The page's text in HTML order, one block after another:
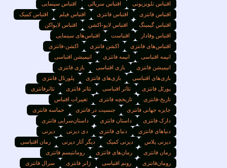
اقتباس تلویزیونی
اقتباس سریالی
اقتباس سینمایی
اقتبا‌س فانتزی
اقتباس فانتزی اقتباس فیلم
اقتباس کمیک
اقتباس گیمینگ
اقتباس لایو-اکشن
اقتباس لایواکن
اقتباس وفادار
اقتباست
اقتباس‌های سینمایی
اقتباس‌های فانتزی
اکشن فانتزی
اکشن-فانتزی
انیمه اقتباسی
انیمه فانتزی
انیمیشن اقتباسی
انیمیشن فانتزی
بازی اقتباسی
بازی فانتزی
بازی‌های اقتباسی
بازی‌های فانتزی
پلورتال فانتزی
پورٹل فانتزی
تئاتر اقتباسی تئاتر فانتزی
تئاترفانتزی
تاریخ-فانتزی
تاریخچه فانتزی
تغییرات اقتباس
جایزه جهانی فانتزی
جنسیت در فانتزی
حماسه فانتزی
دارک فانتزی
داستان فانتزی
داستان‌سرایی فانتزی
دنیاهای فانتزی
دنیای فانتزی دی دیزنی
دیزنی
دیزنی پلاس
دیزنی کمیک دیگر آثار دیزنی
رمان اقتباسی
رمان فانتزی
رمان‌های فانتزی
رومانتیسم فانتزی
رومان‌فانتزی
رونم اقتباسی ژانر فانتزی
سرال فانتزی